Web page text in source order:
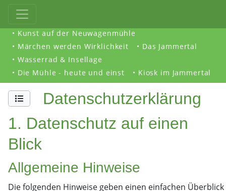
• Kunst auf der Neuwagenmühle
• Märchen werden Wirklichkeit
• Das Jammertal
• Wasserrad & Insellage
• Die Mühle - heute und einst
• Kiosk im Jammertal
Datenschutzerklärung
1. Datenschutz auf einen
Blick
Allgemeine Hinweise
Die folgenden Hinweise geben einen einfachen Überblick